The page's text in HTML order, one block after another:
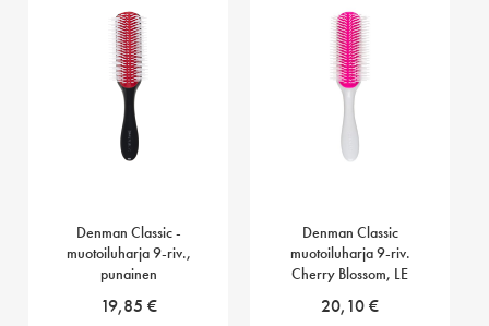
Denman Classic -
muotoiluharja 9-riv.,
punainen
19,85 €
Denman Classic
muotoiluharja 9-riv.
Cherry Blossom, LE
20,10€